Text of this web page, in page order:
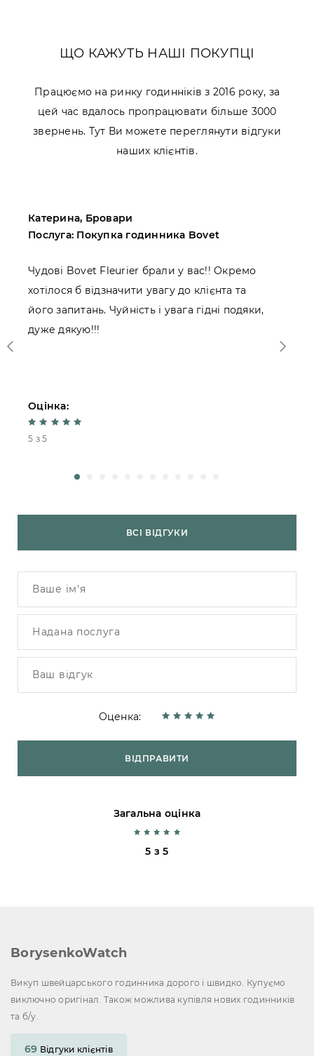
ЩО КАЖУТЬ НАШІ ПОКУПЦІ
Працюємо на ринку годинніків з 2016 року, за
цей час вдалось пропрацювати більше 3000
звернень. Тут Ви можете переглянути відгуки
наших клієнтів.
Катерина, Бровари
Послуга: Покупка годинника Bovet
Чудові Bovet Fleurier брали у вас!! Окремо
хотілося б відзначити увагу до клієнта та
його запитань. Чуйність і увага гідні подяки,
дуже дякую!!!
Оцінка:
5 з 5
ВСІ ВІДГУКИ
Оценка:
ВІДПРАВИТИ
Загальна оцінка
5 з 5
BorysenkoWatch
Викуп швейцарського годинника дорого і швидко. Купуємо
виключно оригінал. Також можлива купівля нових годинників
та б/у.
69 Відгуки клієнтів